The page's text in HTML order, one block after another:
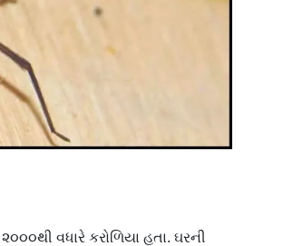
વધારે કરોળિયા હતા. ઘરની